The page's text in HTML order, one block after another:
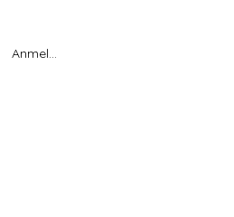
Anmelden